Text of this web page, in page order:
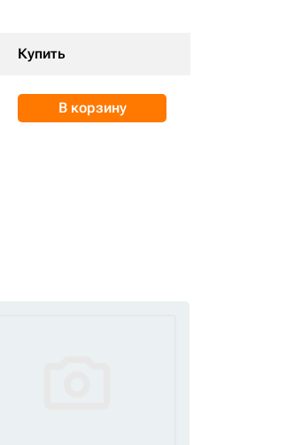
Купить
В корзину